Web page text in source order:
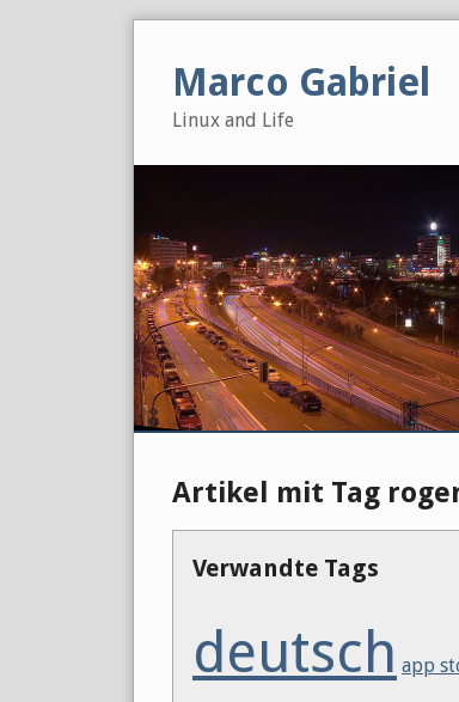
Marco Gabriel
Linux and Life
Artikel mit Tag
Verwandte Tags
deutsch app